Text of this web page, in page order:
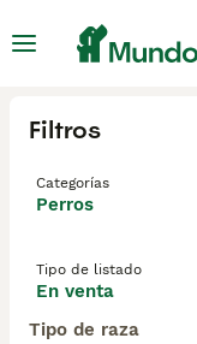
Filtros
Categorías
Perros
Tipo de listado
En venta
Tipo de raza